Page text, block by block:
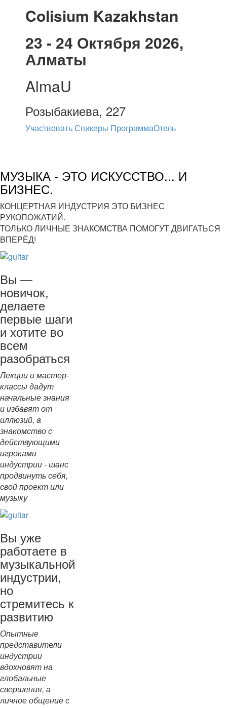
Colisium Kazakhstan
23 - 24 Октября 2026,
Алматы
AlmaU
Розыбакиева, 227
УчаствоватьСпикеры ПрограммаОтель
МУЗЫКА - ЭТО ИСКУССТВО... И
БИЗНЕС.
КОНЦЕРТНАЯ ИНДУСТРИЯ ЭТО БИЗНЕС
РУКОПОЖАТИЙ.
ТОЛЬКО ЛИЧНЫЕ ЗНАКОМСТВА ПОМОГУТ ДВИГАТЬСЯ
ВПЕРЁД!
Вы —
новичок,
делаете
первые шаги
и хотите во
всем
разобраться
Лекции и мастер-
классы дадут
начальные знания
и избавят от
иллюзий, а
знакомство с
действующими
игроками
индустрии - шанс
продвинуть себя,
свой проект или
музыку
Вы уже
работаете в
музыкальной
индустрии,
но
стремитесь к
развитию
Опытные
представители
индустрии
вдохновят на
глобальные
свершения, а
личное общение с